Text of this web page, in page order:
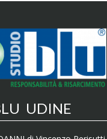
UDINE